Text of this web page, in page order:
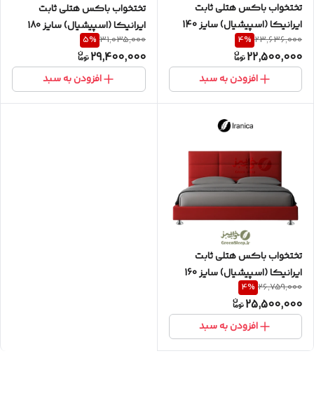
تختخواب باکس هتلی ثابت
ایرانیکا (اسپیشیال) سایز 140
دونفره به همراه تاج طرح مستطیل
23,636,000
4%
22,500,000
افزودن به سبد
تختخواب باکس هتلی ثابت
ایرانیکا (اسپیشیال) سایز 180
دونفره (دو تکه) به همراه تاج طرح
مستطیل
31,035,000
5%
29,400,000
افزودن به سبد
تختخواب باکس هتلی ثابت
ایرانیکا (اسپیشیال) سایز 160
دونفره به همراه تاج طرح مستطیل
26,759,000
4%
25,500,000
افزودن به سبد